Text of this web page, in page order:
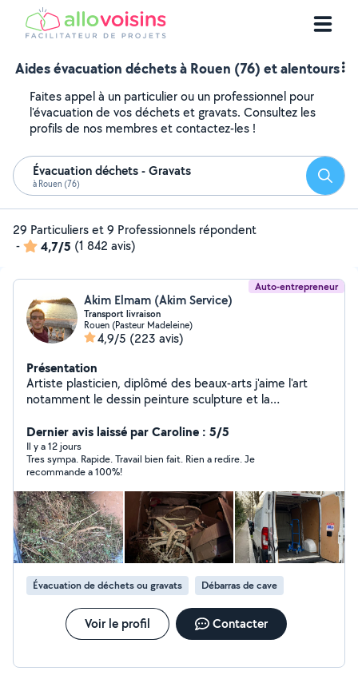
Aides évacuation déchets à Rouen (76) et alentours
Faites appel à un particulier ou un professionnel pour
l'évacuation de vos déchets et gravats. Consultez les
profils de nos membres et contactez-les !
Évacuation déchets - Gravats
à Rouen (76)
29 Particuliers et 9 Professionnels répondent
-
4,7/5 (1 842 avis)
Auto-entrepreneur
Akim Elmam (Akim Service)
Transport livraison
Rouen (Pasteur Madeleine)
4,9/5 (223 avis)
Présentation
Artiste plasticien, diplômé des beaux-arts j'aime l'art
notamment le dessin peinture sculpture et la
montage de meubles, je propose mes services selon le
besoin de mes clients, transport, aide au
déménagement, débarras, livraison,
Dernier avis laissé par Caroline : 5/5
Il y a 12 jours
Tres sympa. Rapide. Travail bien fait. Rien a redire. Je
recommande a 100%!
Évacuation de déchets ou gravats Débarras de cave
Voir le profil Contacter